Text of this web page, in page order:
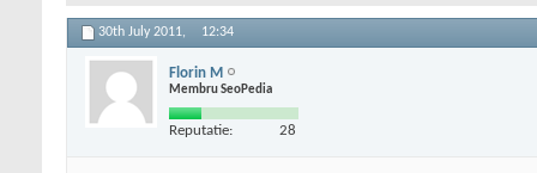
30th July 2011, 12:34
Florin M
Membru SeoPedia
Reputatie: 28